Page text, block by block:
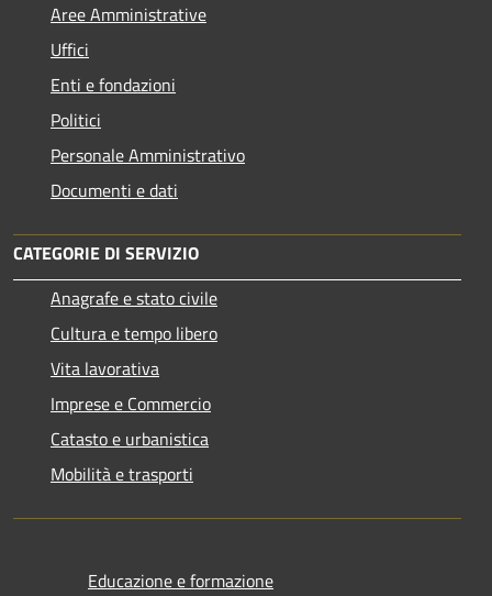
Aree Amministrative
Uffici
Enti e fondazioni
Politici
Personale Amministrativo
Documenti e dati
CATEGORIE DI SERVIZIO
Anagrafe e stato civile
Cultura e tempo libero
Vita lavorativa
Imprese e Commercio
Catasto e urbanistica
Mobilità e trasporti
Educazione e formazione